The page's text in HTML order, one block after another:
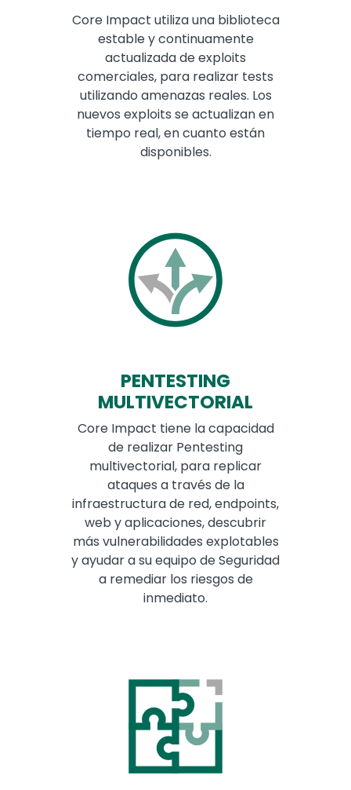
Core Impact utiliza una biblioteca
estable y continuamente
actualizada de exploits
comerciales, para realizar tests
utilizando amenazas reales. Los
nuevos exploits se actualizan en
tiempo real, en cuanto están
disponibles.
PENTESTING
MULTIVECTORIAL
Core Impact tiene la capacidad
de realizar Pentesting
multivectorial, para replicar
ataques a través de la
infraestructura de red, endpoints,
web y aplicaciones, descubrir
más vulnerabilidades explotables
y ayudar a su equipo de Seguridad
a remediar los riesgos de
inmediato.